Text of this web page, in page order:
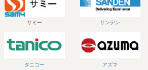
サミー サンデン
タニコー アズマ